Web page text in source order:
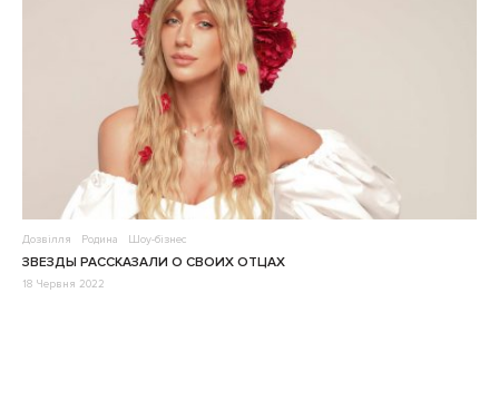
Дозвілля Родина Шоу-бізнес
ЗВЕЗДЫ РАССКАЗАЛИ О СВОИХ ОТЦАХ
18 Червня 2022